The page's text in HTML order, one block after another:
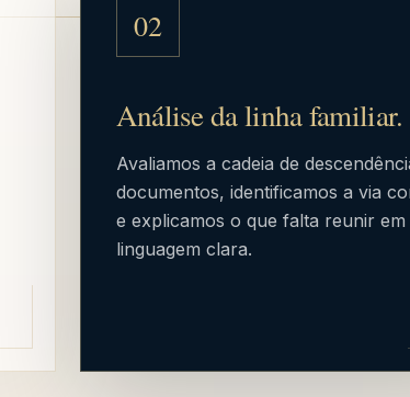
02
Análise da linha familiar.
Avaliamos a cadeia de
documentos, identificamos a via
e explicamos o que falta reunir em
linguagem clara.